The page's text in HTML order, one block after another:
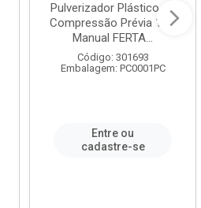
Pulverizador Plástico de
Compressão Prévia 1,5L
Manual FERTA...
Código: 301693
Embalagem: PC0001PC
Entre ou
cadastre-se